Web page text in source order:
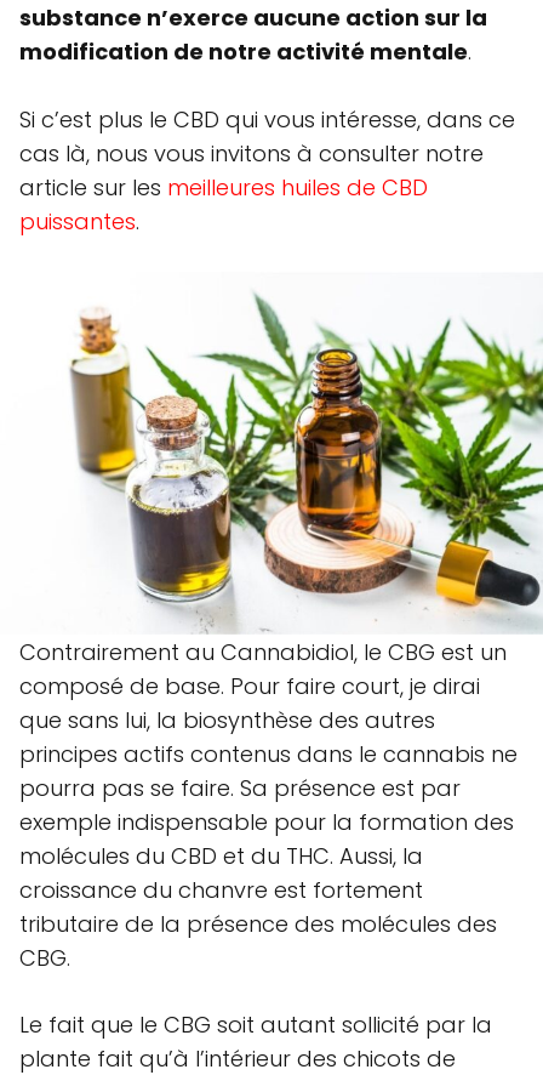
substance n’exerce aucune action sur la
modification de notre activité mentale.
Si c’est plus le CBD qui vous intéresse, dans ce
cas là, nous vous invitons à consulter notre
article sur les meilleures huiles de CBD
puissantes.
Contrairement au Cannabidiol, le CBG est un
composé de base. Pour faire court, je dirai
que sans lui, la biosynthèse des autres
principes actifs contenus dans le cannabis ne
pourra pas se faire. Sa présence est par
exemple indispensable pour la formation des
molécules du CBD et du THC. Aussi, la
croissance du chanvre est fortement
tributaire de la présence des molécules des
CBG.
Le fait que le CBG soit autant sollicité par la
plante fait qu’à l’intérieur des chicots de